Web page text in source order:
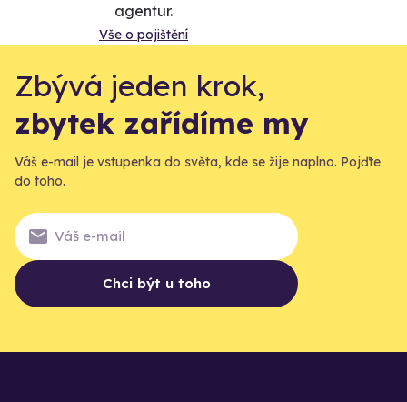
agentur.
Vše o pojištění
Zbývá jeden krok,
zbytek zařídíme my
Váš e-mail je vstupenka do světa, kde se žije naplno. Pojďte
do toho.
Chci být u toho